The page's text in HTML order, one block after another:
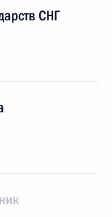
СНГ